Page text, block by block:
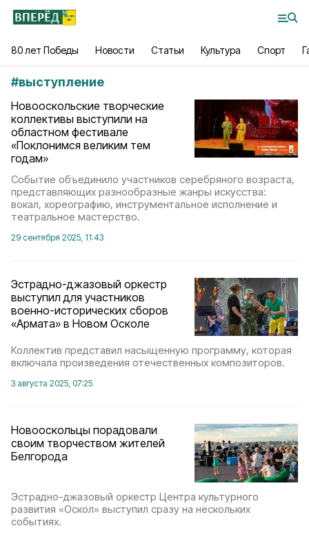
80 лет Победы Новости Статьи Культура Спорт
#выступление
Новооскольские творческие
коллективы выступили на
областном фестивале
«Поклонимся великим тем
годам»
Событие объединило участников серебряного возраста,
представляющих разнообразные жанры искусства:
вокал, хореографию, инструментальное исполнение и
театральное мастерство.
29 сентября 2025, 11:43
Эстрадно-джазовый оркестр
выступил для участников
военно-исторических сборов
«Армата» в Новом Осколе
Коллектив представил насыщенную программу, которая
включала произведения отечественных композиторов.
3 августа 2025, 07:25
Новооскольцы порадовали
своим творчеством жителей
Белгорода
Эстрадно-джазовый оркестр Центра культурного
развития «Оскол» выступил сразу на нескольких
событиях.